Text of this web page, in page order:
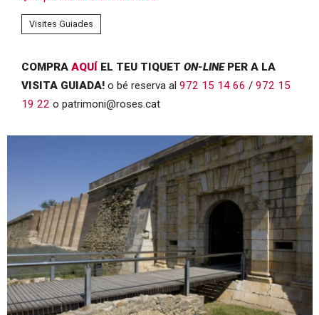
Visites Guiades
COMPRA AQUÍ EL TEU TIQUET ON-LINE PER A LA
VISITA GUIADA! o bé reserva al 972 15 14 66 / 972 15
19 22 o patrimoni@roses.cat